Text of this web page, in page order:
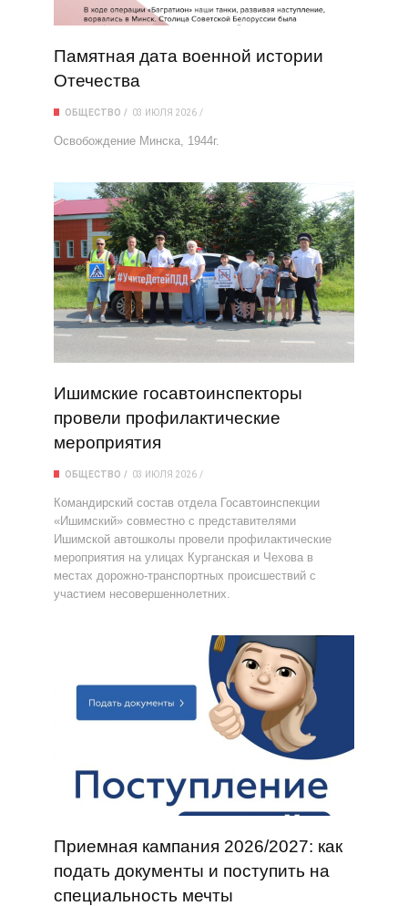
Памятная дата военной истории
Отечества
ОБЩЕСТВО 03 ИЮЛЯ 2026
Освобождение Минска, 1944г.
Ишимские госавтоинспекторы
провели профилактические
мероприятия
ОБЩЕСТВО 03 ИЮЛЯ 2026
Командирский состав отдела Госавтоинспекции
«Ишимский» совместно с представителями
Ишимской автошколы провели профилактические
мероприятия на улицах Курганская и Чехова в
местах дорожно-транспортных происшествий с
участием несовершеннолетних.
Приемная кампания 2026/2027: как
подать документы и поступить на
специальность мечты